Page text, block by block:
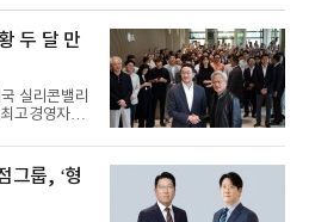
두 달 만
실리콘밸리
고경영자
그룹, ‘형